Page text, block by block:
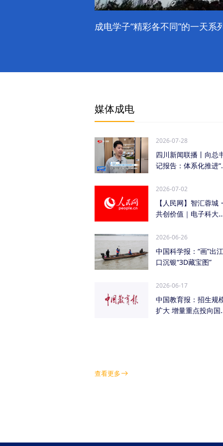
成电学子“精彩各不同”的一天系
媒体成电
2026-07-28
四川新闻联播丨向总
记报告：体系化推进“
2026-07-02
【人民网】智汇蓉城
共创价值｜电子科大
2026-06-26
中国科学报：“画”出江
口沉银“3D藏宝图”
2026-06-17
中国教育报：招生规
扩大 增量重点投向国
查看更多